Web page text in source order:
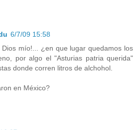
6/7/09 15:58
Dios mío!... ¿en que lugar quedamos los
por algo el "Asturias patria querida"
donde corren litros de alchohol.
en México?